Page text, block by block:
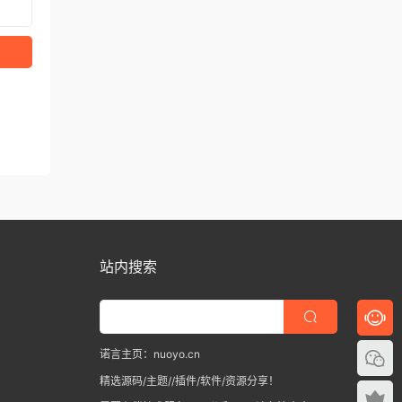
站内搜索
诺言主页：nuoyo.cn
精选源码/主题//插件/软件/资源分享！